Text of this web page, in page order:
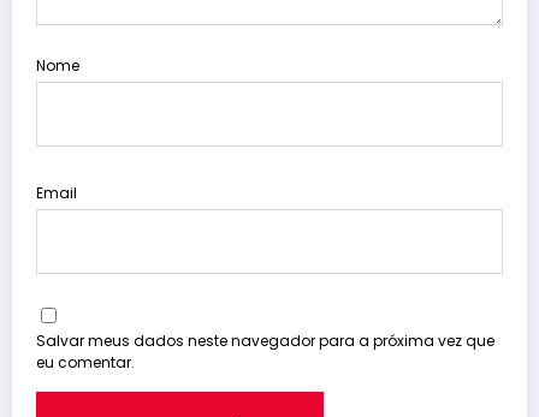
Nome
Email
Salvar meus dados neste navegador para a próxima vez que
eu comentar.